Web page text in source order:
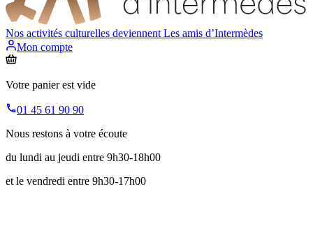
Nos activités culturelles deviennent Les amis d’Intermèdes
Mon compte
Votre panier est vide
01 45 61 90 90
Nous restons à votre écoute
du lundi au jeudi entre 9h30-18h00
et le vendredi entre 9h30-17h00